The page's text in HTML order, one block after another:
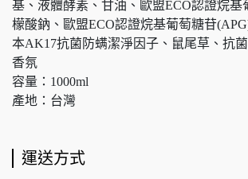
基、液體酵素、甘油、歐盟ECO認證烷基
檬酸鈉、歐盟ECO認證烷基葡萄糖苷
本AK17抗菌防螨潔淨因子、鼠尾草、抗
香氛
容量：1000ml
產地：台灣
運送方式